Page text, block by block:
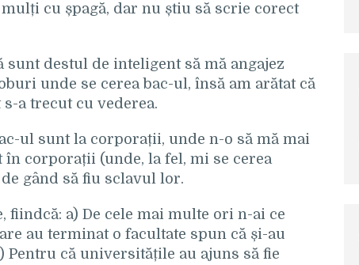
cu șpagă, dar nu știu să scrie corect
sunt destul de inteligent să mă angajez
unde se cerea bac-ul, însă am arătat că
a trecut cu vederea.
ul sunt la corporații, unde n-o să mă mai
corporații (unde, la fel, mi se cerea
gând să fiu sclavul lor.
fiindcă: a) De cele mai multe ori n-ai ce
au terminat o facultate spun că și-au
că universitățile au ajuns să fie